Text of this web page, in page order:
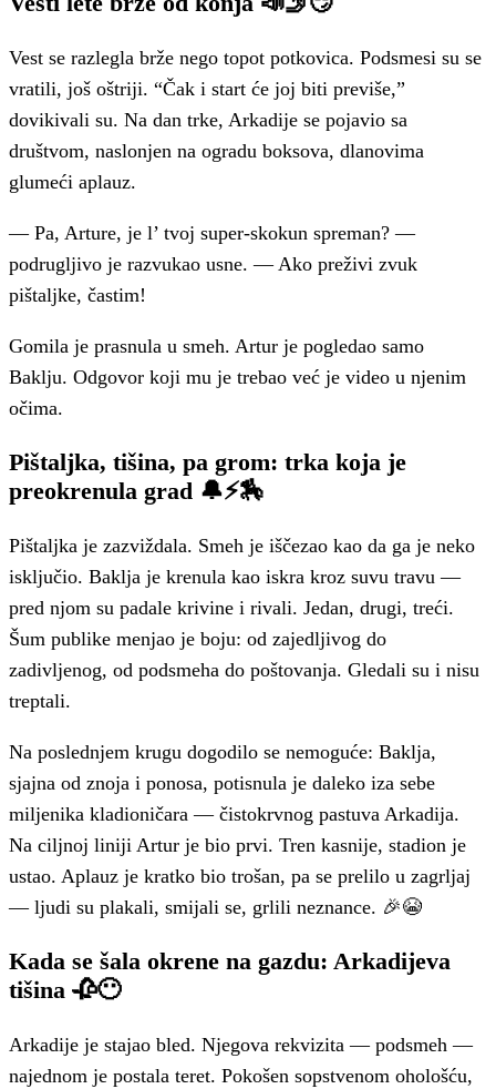
Vest se razlegla brže nego topot potkovica. Podsmesi su se
vratili, još oštriji. “Čak i start će joj biti previše,”
dovikivali su. Na dan trke, Arkadije se pojavio sa
društvom, naslonjen na ogradu boksova, dlanovima
glumeći aplauz.
— Pa, Arture, je l’ tvoj super-skokun spreman? —
podrugljivo je razvukao usne. — Ako preživi zvuk
pištaljke, častim!
Gomila je prasnula u smeh. Artur je pogledao samo
Baklju. Odgovor koji mu je trebao već je video u njenim
očima.
Pištaljka, tišina, pa grom: trka koja je
preokrenula grad 🔔⚡🏇
Pištaljka je zazviždala. Smeh je iščezao kao da ga je neko
isključio. Baklja je krenula kao iskra kroz suvu travu —
pred njom su padale krivine i rivali. Jedan, drugi, treći.
Šum publike menjao je boju: od zajedljivog do
zadivljenog, od podsmeha do poštovanja. Gledali su i nisu
treptali.
Na poslednjem krugu dogodilo se nemoguće: Baklja,
sjajna od znoja i ponosa, potisnula je daleko iza sebe
miljenika kladioničara — čistokrvnog pastuva Arkadija.
Na ciljnoj liniji Artur je bio prvi. Tren kasnije, stadion je
ustao. Aplauz je kratko bio trošan, pa se prelilo u zagrljaj
— ljudi su plakali, smijali se, grlili neznance. 🎉😭
Kada se šala okrene na gazdu: Arkadijeva
tišina 🥀😶
Arkadije je stajao bled. Njegova rekvizita — podsmeh —
najednom je postala teret. Pokošen sopstvenom ohološću,